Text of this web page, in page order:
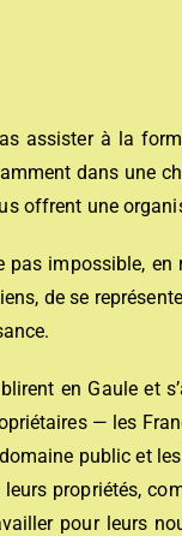
assister à la
dans une
offrent une
pas impossible,
de se
en Gaule et
— les
public et
leurs propriétés,
pour leurs